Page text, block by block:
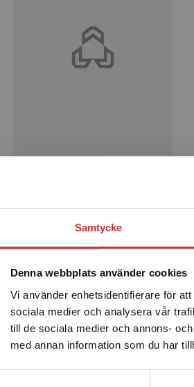
Samtycke
Denna webbplats använder cookies
Vi använder enhetsidentifierare för
sociala medier och analysera vår
till de sociala medier och annons-
med annan information som du har
Det
enhet